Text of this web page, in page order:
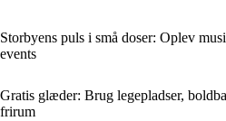
Storbyens puls i små doser: Oplev
events
Gratis glæder: Brug legepladser,
frirum